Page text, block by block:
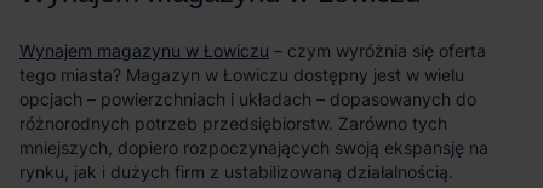
Wynajem magazynu w Łowiczu